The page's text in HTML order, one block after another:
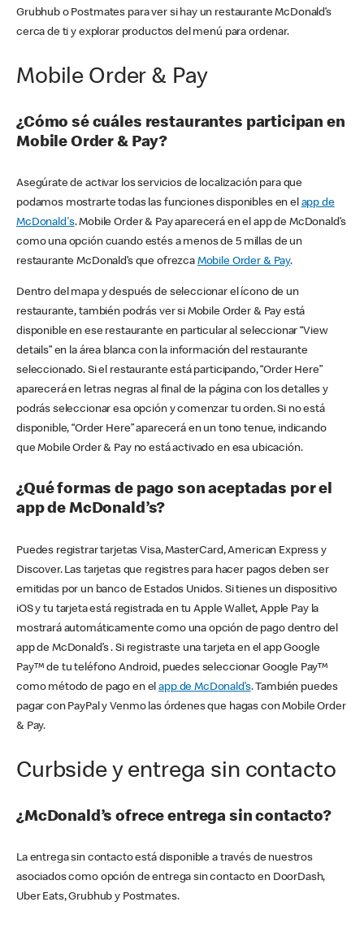
Grubhub o Postmates para ver si hay un restaurante McDonald’s
cerca de ti y explorar productos del menú para ordenar.
Mobile Order & Pay
¿Cómo sé cuáles restaurantes participan en
Mobile Order & Pay?
Asegúrate de activar los servicios de localización para que
podamos mostrarte todas las funciones disponibles en el app de
McDonald's. Mobile Order & Pay aparecerá en el app de McDonald’s
como una opción cuando estés a menos de 5 millas de un
restaurante McDonald’s que ofrezca Mobile Order & Pay.
Dentro del mapa y después de seleccionar el ícono de un
restaurante, también podrás ver si Mobile Order & Pay está
disponible en ese restaurante en particular al seleccionar “View
details” en la área blanca con la información del restaurante
seleccionado. Si el restaurante está participando, “Order Here”
aparecerá en letras negras al final de la página con los detalles y
podrás seleccionar esa opción y comenzar tu orden. Si no está
disponible, “Order Here” aparecerá en un tono tenue, indicando
que Mobile Order & Pay no está activado en esa ubicación.
¿Qué formas de pago son aceptadas por el
app de McDonald’s?
Puedes registrar tarjetas Visa, MasterCard, American Express y
Discover. Las tarjetas que registres para hacer pagos deben ser
emitidas por un banco de Estados Unidos. Si tienes un dispositivo
iOS y tu tarjeta está registrada en tu Apple Wallet, Apple Pay la
mostrará automáticamente como una opción de pago dentro del
app de McDonald’s . Si registraste una tarjeta en el app Google
Pay™ de tu teléfono Android, puedes seleccionar Google Pay™
como método de pago en elapp de McDonald’s. También puedes
pagar con PayPal y Venmo las órdenes que hagas con Mobile Order
& Pay.
Curbside y entrega sin contacto
¿McDonald’s ofrece entrega sin contacto?
La entrega sin contacto está disponible a través de nuestros
asociados como opción de entrega sin contacto en DoorDash,
Uber Eats, Grubhub y Postmates.